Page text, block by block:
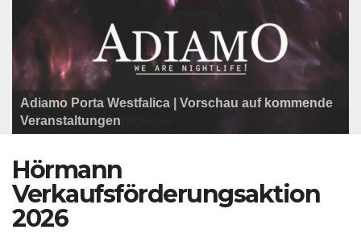
Programm der Komödie am Klosterplatz.
Litfaßsäule Überregional
Adiamo Porta Westfalica | Vorschau auf kommende
Veranstaltungen
Litfaßsäule Überregional
Litfaßsäule Überregional
Hörmann
Verkaufsförderungsaktion
2026